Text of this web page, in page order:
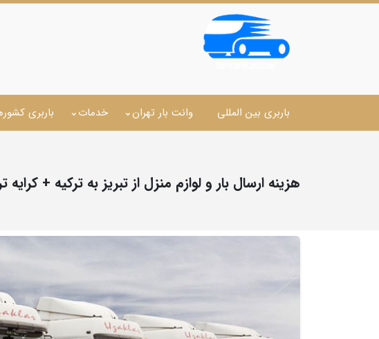
باربری بین المللی وانت بار تهران خدمات باربری
هزینه ارسال بار و لوازم منزل از تبریز به ترکیه + کرایه